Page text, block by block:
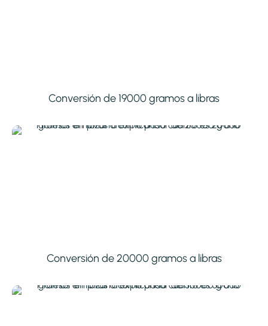
Conversión de 19000 gramos a libras
Conversión de 20000 gramos a libras